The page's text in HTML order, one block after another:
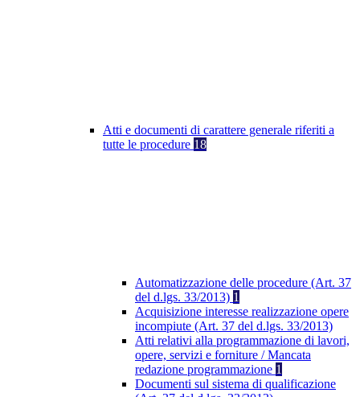
Atti e documenti di carattere generale riferiti a
tutte le procedure 18
Automatizzazione delle procedure (Art. 37
del d.lgs. 33/2013) 1
Acquisizione interesse realizzazione opere
incompiute (Art. 37 del d.lgs. 33/2013)
Atti relativi alla programmazione di lavori,
opere, servizi e forniture / Mancata
redazione programmazione 1
Documenti sul sistema di qualificazione